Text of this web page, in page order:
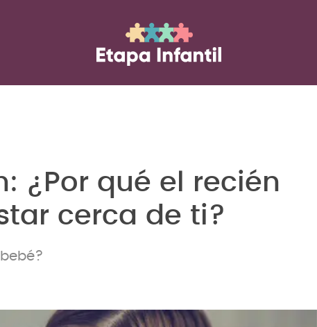
¿Por qué el recién
cerca de ti?